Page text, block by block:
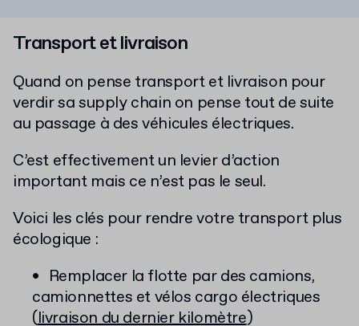
Transport et livraison
Quand on pense transport et livraison pour
verdir sa supply chain on pense tout de suite
au passage à des véhicules électriques.
C’est effectivement un levier d’action
important mais ce n’est pas le seul.
Voici les clés pour rendre votre transport plus
écologique :
Remplacer la flotte par des camions,
camionnettes et vélos cargo électriques
(livraison du dernier kilomètre)